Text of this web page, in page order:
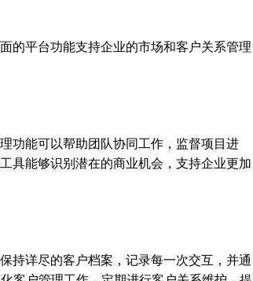
的平台功能支持企业的市场和客户关系管理
功能可以帮助团队协同工作，监督项目进
具能够识别潜在的商业机会，支持企业更加
持详尽的客户档案，记录每一次交互，并通